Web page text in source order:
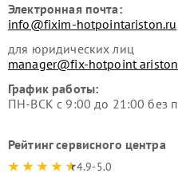
Электронная почта:
info@fixim-hotpointariston.ru
для юридических лиц
manager@fix-hotpoint
График работы:
ПН-ВСК с 9:00 до 21:00 без
Рейтинг сервисного центра
4.9-5.0